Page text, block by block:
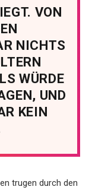
VON
NICHTS
WÜRDE
UND
KEIN
trugen durch den